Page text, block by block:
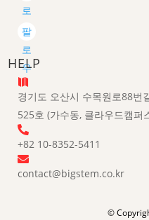
로
우
팔
로
우
HELP

경기도 오산시 수목원로88번
525호 (가수동, 클라우드캠퍼

+82 10-8352-5411

contact@bigstem.co.kr
©